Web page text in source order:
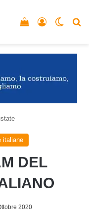
Accedi
Vedi il carrello
italiane
DEL
2020